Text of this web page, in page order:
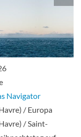
Navigator
/ Europa
/ Saint-